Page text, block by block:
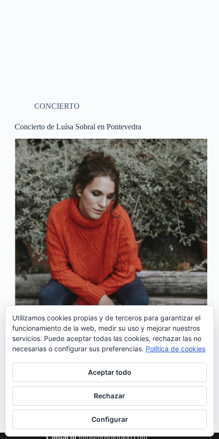
CONCIERTO
Concierto de Luísa Sobral en Pontevedra
El próximo 13 de abril, tendremos a la cantante
portuguesa Luísa Sobral en Pontevedra. dentro de la
programación del Ciclo Voices. La portuguesa viene
a presentar su último trabajo: «Rosa», uno de
nuestros discos favoritos del año pasado. “Rosa”, fue
producido…
Noemí Sánchez
26/01/2019
Contacto info@nosolofado.com
Utilizamos cookies propias y de terceros para garantizar el
funcionamiento de la web, medir su uso y mejorar nuestros
servicios. Puede aceptar todas las cookies, rechazar las no
necesarias o configurar sus preferencias. Política de cookies
Aceptar todo
Rechazar
Configurar